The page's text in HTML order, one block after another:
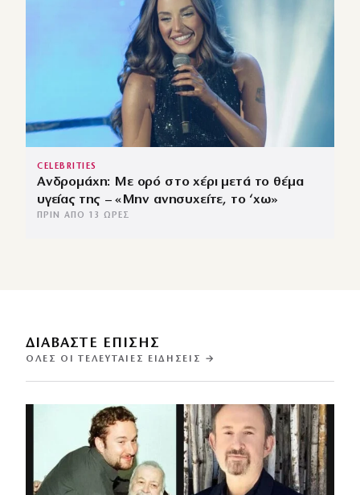
CELEBRITIES
Ανδρομάχη: Με ορό στο χέρι μετά το θέμα
υγείας της – «Μην ανησυχείτε, το ‘χω»
ΠΡΙΝ ΑΠΌ 13 ΏΡΕΣ
ΔΙΑΒΑΣΤΕ ΕΠΙΣΗΣ
ΌΛΕΣ ΟΙ ΤΕΛΕΥΤΑΊΕΣ ΕΙΔΉΣΕΙΣ →